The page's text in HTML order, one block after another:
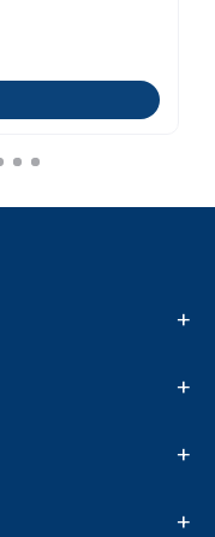
+
+
+
+